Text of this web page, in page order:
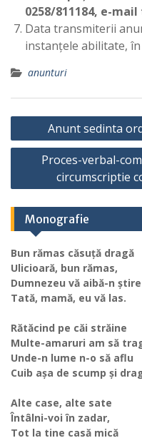
0258/811184, e-
Data transmiterii
instanțele abilitate,
anunturi
Navigare
în
articole
Anunt sedinta
Proces-verbal-
circumscriptie
Monografie
Bun rămas căsuță dragă
Ulicioară, bun rămas,
Dumnezeu vă aibă-n știre
Tată, mamă, eu vă las.
Rătăcind pe căi străine
Multe-amaruri am să
Unde-n lume n-o să aflu
Cuib așa de scump și
Alte case, alte sate
Întâlni-voi în zadar,
Tot la tine casă mică